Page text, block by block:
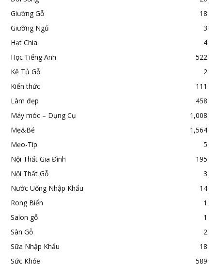
Giường Gỗ
18
Giường Ngủ
3
Hạt Chia
4
Học Tiếng Anh
522
Kệ Tủ Gỗ
2
Kiến thức
111
Làm đẹp
458
Máy móc – Dụng Cụ
1,008
Mẹ&Bé
1,564
Mẹo-Típ
5
Nội Thất Gia Đình
195
Nội Thất Gỗ
3
Nước Uống Nhập Khẩu
14
Rong Biển
1
Salon gỗ
1
Sàn Gỗ
2
Sữa Nhập Khẩu
18
Sức Khỏe
589